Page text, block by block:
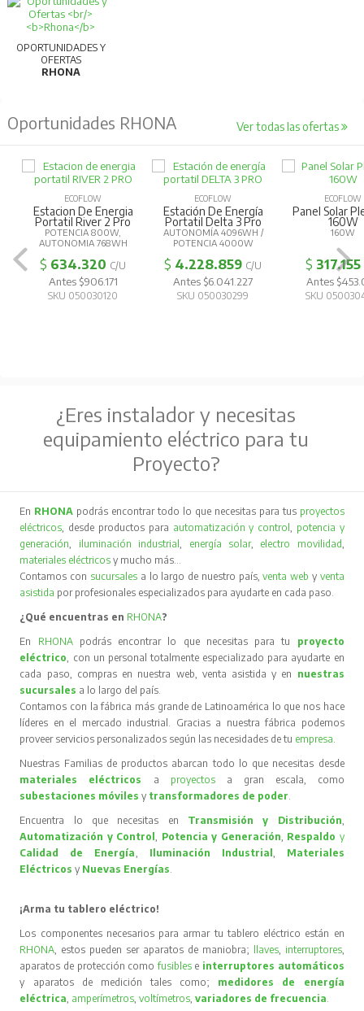
OPORTUNIDADES Y
OFERTAS
RHONA
Oportunidades RHONA Ver todas las ofertas
ECOFLOW
Estacion De Energia
Portatil River 2 Pro
POTENCIA 800W,
AUTONOMIA 768WH
$ 634.320 C/U
Antes $906.171
SKU 050030120
ECOFLOW
Estación De Energía
Portatil Delta 3 Pro
AUTONOMÍA 4096WH /
POTENCIA 4000W
$ 4.228.859 C/U
Antes $6.041.227
SKU 050030299
ECOFLOW
Panel Solar
160W
160W
$ 317.155
Antes
SKU
¿Eres instalador y necesitas
equipamiento eléctrico para tu
Proyecto?
En RHONA podrás encontrar todo lo que necesitas para tus proyectos
eléctricos, desde productos para automatización y control, potencia y
generación, iluminación industrial, energía solar, electro movilidad,
materiales eléctricos y mucho más…
Contamos con sucursales a lo largo de nuestro país,venta web y venta
asistida por profesionales especializados para ayudarte en cada paso.
¿Qué encuentras en RHONA?
En RHONA podrás encontrar lo que necesitas para tu proyecto
eléctrico, con un personal totalmente especializado para ayudarte en
cada paso, compras en nuestra web, venta asistida y en nuestras
sucursales a lo largo del país.
Contamos con la fábrica más grande de Latinoamérica lo que nos hace
líderes en el mercado industrial. Gracias a nuestra fábrica podemos
proveer servicios personalizados según las necesidades de tu empresa.
Nuestras Familias de productos abarcan todo lo que necesitas desde
materiales eléctricos
a proyectos
a gran escala, como
subestaciones móvilesy transformadores de poder.
Encuentra lo que necesitas en Transmisión y Distribución,
Automatización y Control, Potencia y Generación, Respaldo y
Calidad de Energía, Iluminación Industrial , Materiales
Eléctricos y Nuevas Energías.
¡Arma tu tablero eléctrico!
Los componentes necesarios para armar tu tablero eléctrico están en
RHONA, estos pueden ser aparatos de maniobra; llaves, interruptores,
aparatos de protección comofusibles e interruptores automáticos
y aparatos de medición tales como; medidores de energía
eléctrica, amperímetros,voltímetros,variadores de frecuencia.